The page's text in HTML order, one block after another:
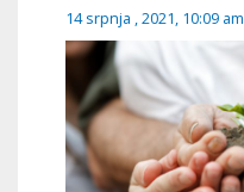
14 srpnja , 2021, 10:09 am